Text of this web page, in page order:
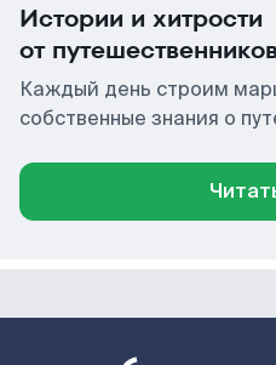
Истории и хитрости
от
Каждый день строим
собственные знания о